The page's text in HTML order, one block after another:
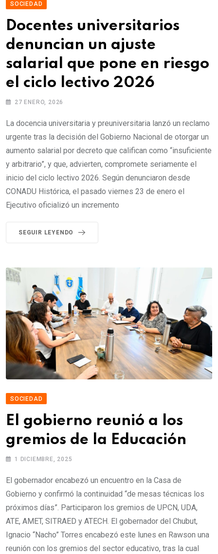
SOCIEDAD
Docentes universitarios
denuncian un ajuste
salarial que pone en riesgo
el ciclo lectivo 2026
27 ENERO, 2026
La docencia universitaria y preuniversitaria lanzó un reclamo
urgente tras la decisión del Gobierno Nacional de otorgar un
aumento salarial por decreto que califican como “insuficiente
y arbitrario”, y que, advierten, compromete seriamente el
inicio del ciclo lectivo 2026. Según denunciaron desde
CONADU Histórica, el pasado viernes 23 de enero el
Ejecutivo oficializó un incremento
SEGUIR LEYENDO
SOCIEDAD
El gobierno reunió a los
gremios de la Educación
1 DICIEMBRE, 2025
El gobernador encabezó un encuentro en la Casa de
Gobierno y confirmó la continuidad “de mesas técnicas los
próximos días”. Participaron los gremios de UPCN, UDA,
ATE, AMET, SITRAED y ATECH. El gobernador del Chubut,
Ignacio “Nacho” Torres encabezó este lunes en Rawson una
reunión con los gremios del sector educativo, tras la cual